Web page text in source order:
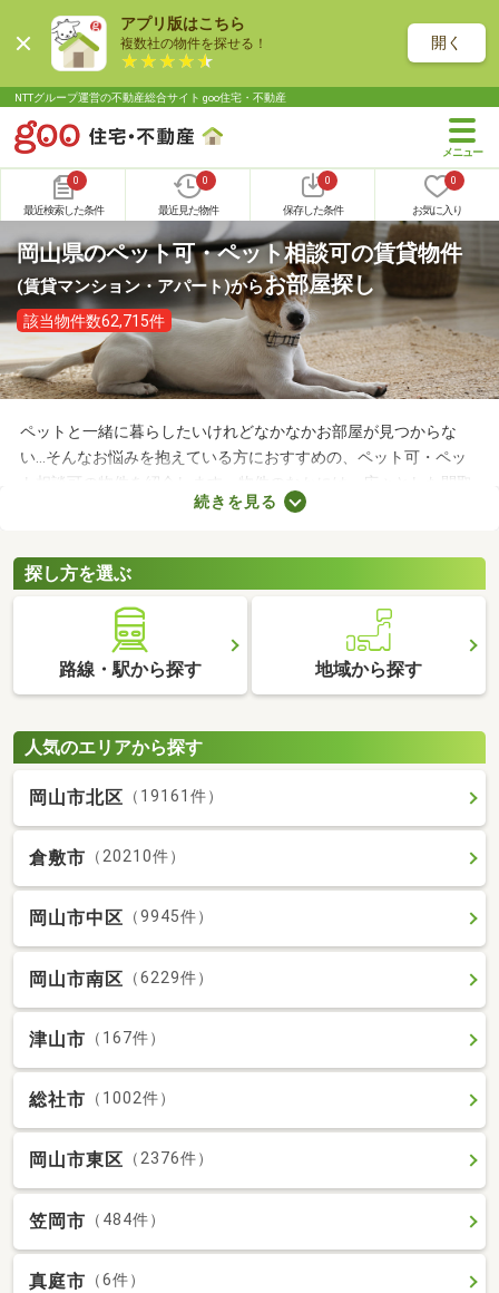
アプリ版はこちら
複数社の物件を探せる！ 開く
NTTグループ運営の不動産総合サイト goo住宅・不動産
0
最近検索した条件
0
最近見た物件
0
保存した条件
0
お気に入り
岡山県のペット可・ペット相談可の賃貸物件
(賃貸マンション・アパート)からお部屋探し
該当物件数62,715件
ペットと一緒に暮らしたいけれどなかなかお部屋が見つからな
い…そんなお悩みを抱えている方におすすめの、ペット可・ペッ
ト相談可の物件を紹介します。物件のなかには、広々とした間取
りや新しい設備を備えているお部屋もあります。人とペットが安
できるお部屋を探してみてくださいね。
続きを見る
探し方を選ぶ
路線・駅から探す 地域から探す
人気のエリアから探す
岡山市北区 （19161件）
倉敷市 （20210件）
岡山市中区 （9945件）
岡山市南区 （6229件）
津山市 （167件）
総社市 （1002件）
岡山市東区 （2376件）
笠岡市 （484件）
真庭市 （6件）